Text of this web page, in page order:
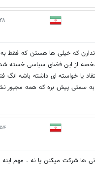
ندارن که خیلی ها هستن که فقط به
از این فضای سیاسی خسته
یا خواسته ای داشته باشه انگ
به سمتی پیش بره که همه مجبور
۲۲:۵۴
ها شرکت میکنن یا نه . مهم اینه